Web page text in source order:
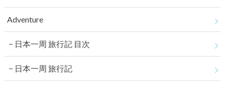
Adventure
日本一周 旅行記 目次
日本一周 旅行記